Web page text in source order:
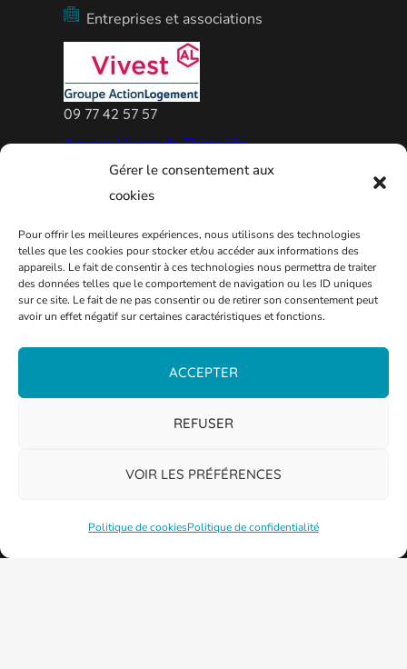
Gérer le consentement aux
cookies
Pour offrir les meilleures expériences, nous utilisons des technologies
telles que les cookies pour stocker et/ou accéder aux informations des
appareils. Le fait de consentir à ces technologies nous permettra de traiter
des données telles que le comportement de navigation ou les ID uniques
sur ce site. Le fait de ne pas consentir ou de retirer son consentement peut
avoir un effet négatif sur certaines caractéristiques et fonctions.
ACCEPTER
REFUSER
VOIR LES PRÉFÉRENCES
Politique de cookiesPolitique de confidentialité
Entreprises et associations
09 77 42 57 57
Agence Vivest de Thionville
PLAN DE LA VILLE